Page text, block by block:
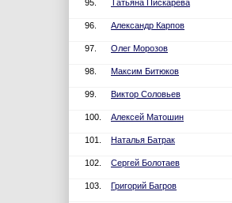
95. Татьяна Пискарева
96. Александр Карпов
97. Олег Морозов
98. Максим Битюков
99. Виктор Соловьев
100. Алексей Матошин
101. Наталья Батрак
102. Сергей Болотаев
103. Григорий Багров